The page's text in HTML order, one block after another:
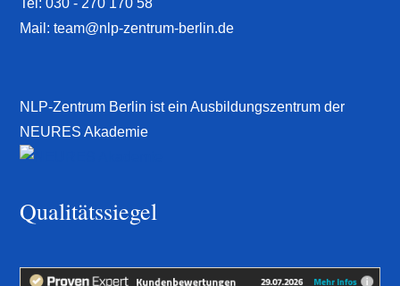
Tel:030 - 270 170 58
Mail:team@nlp-zentrum-berlin.de
NLP-Zentrum Berlin ist ein Ausbildungszentrum der
NEURES Akademie
Qualitätssiegel